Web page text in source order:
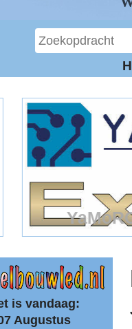
YaMoRC extra
is vandaag:
Augustus